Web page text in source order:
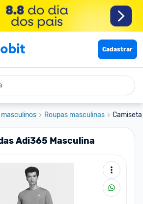
Cadastrar
masculinos Roupas masculinas
Adi365 Masculina